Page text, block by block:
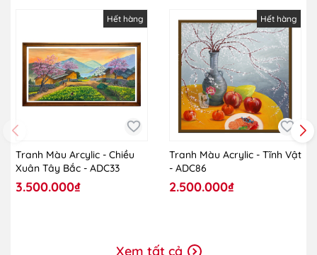
Hết hàng
Tranh Màu Arcylic - Chiều
Xuân Tây Bắc - ADC33
3.500.000₫
Hết hàng
Tranh Màu Acrylic - Tĩnh Vật
- ADC86
2.500.000₫
Xem tất cả